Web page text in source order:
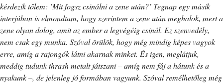
kérdezik tőlem: ’Mit fogsz csinálni a zene után?’ Tegnap egy másik
interjúban is elmondtam, hogy szerintem a zene után meghalok, mert a
zene olyan dolog, amit az ember a legvégéig csinál. Ez szenvedély,
nem csak egy munka. Szóval örülök, hogy még mindig képes vagyok
erre, amíg a rajongók látni akarnak minket. És igen, meglátjuk,
meddig tudunk thrash metalt játszani – amíg nem fáj a hátunk és a
nyakunk –, de jelenleg jó formában vagyunk. Szóval remélhetőleg még